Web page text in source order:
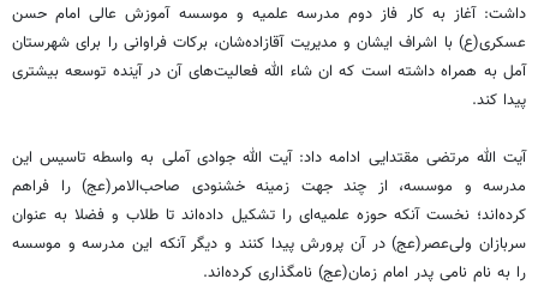
داشت: آغاز به کار فاز دوم مدرسه علمیه و موسسه آموزش عالی امام حسن
عسکری‌(ع) با اشراف ایشان و مدیریت آقازاده‌شان، برکات فراوانی را برای شهرستان
آمل به همراه داشته است که ان شاء الله فعالیت‌های آن در آینده توسعه بیشتری
پیدا کند.
آیت الله مرتضی مقتدایی ادامه داد: آیت الله جوادی آملی به واسطه تاسیس این
مدرسه و موسسه، از چند جهت زمینه خشنودی صاحب‌الامر(عج) را فراهم
کرده‌اند؛ نخست آنکه حوزه علمیه‌ای را تشکیل داده‌اند تا طلاب و فضلا به عنوان
سربازان ولی‌عصر(عج) در آن پرورش پیدا کنند و دیگر آنکه این مدرسه و موسسه
را به نام نامی پدر امام زمان(عج) نامگذاری کرده‌اند.